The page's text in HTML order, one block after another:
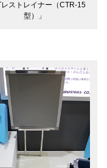
レストレイナー（CTR-15
型）」